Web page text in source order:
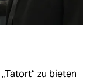
zu bieten